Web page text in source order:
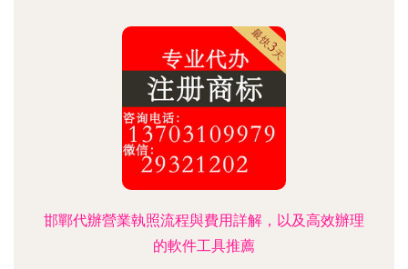
邯鄲代辦營業執照流程與費用詳解，以及高效辦理
的軟件工具推薦